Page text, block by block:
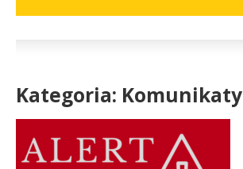
Kategoria: Komunikaty